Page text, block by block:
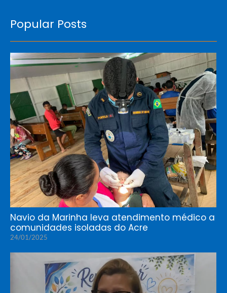
Popular Posts
Navio da Marinha leva atendimento médico a
comunidades isoladas do Acre
24/01/2025